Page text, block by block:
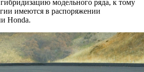
модельного ряда, к тому
имеются в распоряжении
Honda.